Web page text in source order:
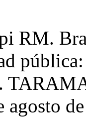
RM.
agosto